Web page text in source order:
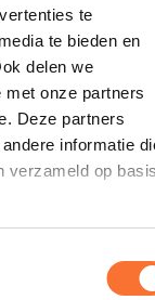
te
te bieden en
delen we
onze partners
Deze partners
informatie
verzameld op
waarop
zijn voor de
gewerkte
bij een
een